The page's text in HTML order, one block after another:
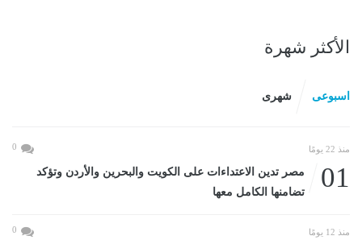
الأكثر شهرة
اسبوعى شهرى
منذ 22 يومًا 0
01
مصر تدين الاعتداءات على الكويت والبحرين والأردن وتؤكد
تضامنها الكامل معها
منذ 12 يومًا 0